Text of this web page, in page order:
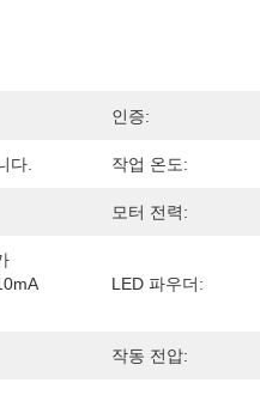
인증:
다. 작업 온도:
모터 전력:
LED 파우더:
작동 전압: